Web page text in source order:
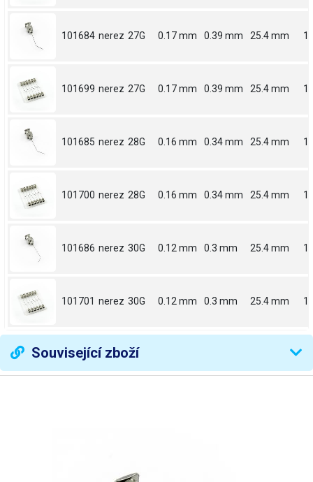
101684 nerez 27G 0.17 mm 0.39 mm 25.4 mm 1
101699 nerez 27G 0.17 mm 0.39 mm 25.4 mm 1
101685 nerez 28G 0.16 mm 0.34 mm 25.4 mm 1
101700 nerez 28G 0.16 mm 0.34 mm 25.4 mm 1
101686 nerez 30G 0.12 mm 0.3 mm 25.4 mm 1
101701 nerez 30G 0.12 mm 0.3 mm 25.4 mm 1
Související zboží